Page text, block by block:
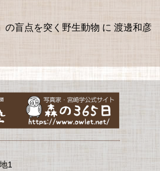
の盲点を突く野生動物 に 渡邊和彦
1